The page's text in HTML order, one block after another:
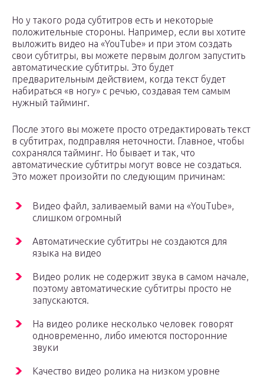
Но у такого рода субтитров есть и некоторые
положительные стороны. Например, если вы хотите
выложить видео на «YouTube» и при этом создать
свои субтитры, вы можете первым долгом запустить
автоматические субтитры. Это будет
предварительным действием, когда текст будет
набираться «в ногу» с речью, создавая тем самым
нужный тайминг.
После этого вы можете просто отредактировать текст
в субтитрах, подправляя неточности. Главное, чтобы
сохранялся тайминг. Но бывает и так, что
автоматические субтитры могут вовсе не создаться.
Это может произойти по следующим причинам:
Видео файл, заливаемый вами на «YouTube»,
слишком огромный
Автоматические субтитры не создаются для
языка на видео
Видео ролик не содержит звука в самом начале,
поэтому автоматические субтитры просто не
запускаются.
На видео ролике несколько человек говорят
одновременно, либо имеются посторонние
звуки
Качество видео ролика на низком уровне